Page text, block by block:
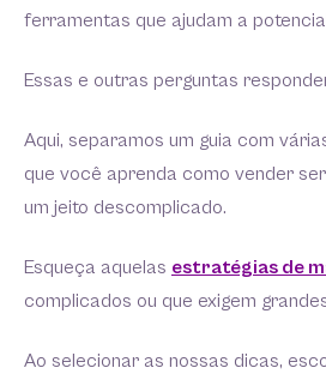
ferramentas que ajudam a
Essas e outras perguntas
Aqui, separamos um guia com
que você aprenda como vender
um jeito descomplicado.
Esqueça aquelas estratégias de
complicados ou que exigem
Ao selecionar as nossas dicas,